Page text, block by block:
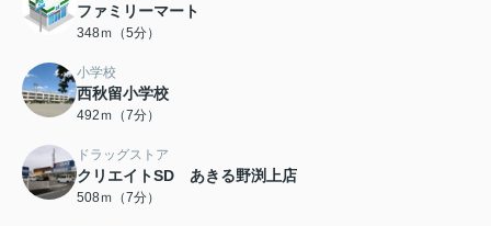
ファミリーマート
348ｍ（5分）
小学校
西秋留小学校
492ｍ（7分）
ドラッグストア
クリエイトSD あきる野渕上店
508ｍ（7分）